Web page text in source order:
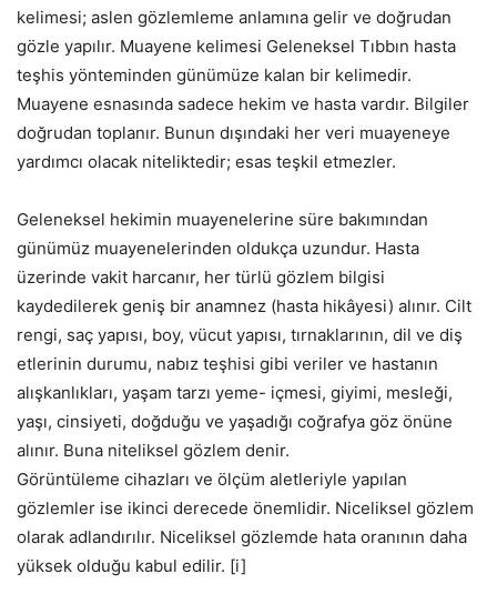
kelimesi; aslen gözlemleme anlamına gelir ve doğrudan
gözle yapılır. Muayene kelimesi Geleneksel Tıbbın hasta
teşhis yönteminden günümüze kalan bir kelimedir.
Muayene esnasında sadece hekim ve hasta vardır. Bilgiler
doğrudan toplanır. Bunun dışındaki her veri muayeneye
yardımcı olacak niteliktedir; esas teşkil etmezler.
Geleneksel hekimin muayenelerine süre bakımından
günümüz muayenelerinden oldukça uzundur. Hasta
üzerinde vakit harcanır, her türlü gözlem bilgisi
kaydedilerek geniş bir anamnez (hasta hikâyesi) alınır. Cilt
rengi, saç yapısı, boy, vücut yapısı, tırnaklarının, dil ve diş
etlerinin durumu, nabız teşhisi gibi veriler ve hastanın
alışkanlıkları, yaşam tarzı yeme- içmesi, giyimi, mesleği,
yaşı, cinsiyeti, doğduğu ve yaşadığı coğrafya göz önüne
alınır. Buna niteliksel gözlem denir.
Görüntüleme cihazları ve ölçüm aletleriyle yapılan
gözlemler ise ikinci derecede önemlidir. Niceliksel gözlem
olarak adlandırılır. Niceliksel gözlemde hata oranının daha
yüksek olduğu kabul edilir. [i]